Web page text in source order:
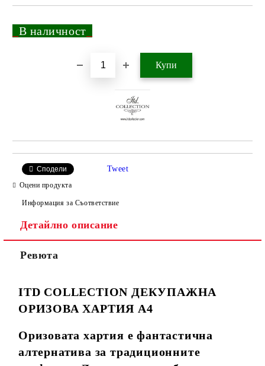
В наличност
Сподели Tweet
Оцени продукта
Информация за Съответствие
Детайлно описание
Ревюта
ITD COLLECTION ДЕКУПАЖНА
ОРИЗОВА ХАРТИЯ А4
Оризовата хартия е фантастична
алтернатива за традиционните